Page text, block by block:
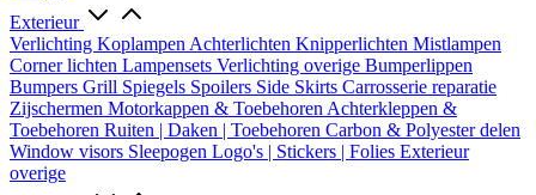
Exterieur
Verlichting Koplampen Achterlichten Knipperlichten Mistlampen
Corner lichten Lampensets Verlichting overige Bumperlippen
Bumpers Grill Spiegels Spoilers Side Skirts Carrosserie reparatie
Zijschermen Motorkappen & Toebehoren Achterkleppen &
Toebehoren Ruiten | Daken | Toebehoren Carbon & Polyester delen
Window visors Sleepogen Logo's | Stickers | Folies Exterieur
overige